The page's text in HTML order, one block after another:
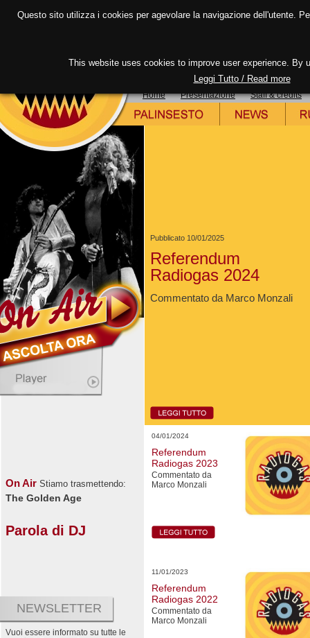
Home Presentazione Staff & credits
On Air Stiamo trasmettendo:
The Golden Age
Parola di DJ
NEWSLETTER
Vuoi essere informato su tutte le
Pubblicato 10/01/2025
Referendum
Radiogas 2024
Commentato da Marco Monzali
04/01/2024
Referendum
Radiogas 2023
Commentato da
Marco Monzali
11/01/2023
Referendum
Radiogas 2022
Commentato da
Marco Monzali
Questo sito utilizza i cookies per agevolare la navigazione dell'utente.
This website uses cookies to improve user experience. By
Leggi Tutto / Read more